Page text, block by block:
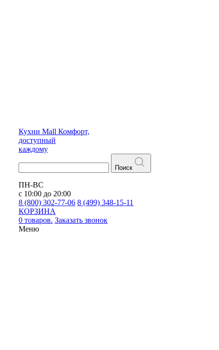
Кухни Mall Комфорт,
доступный
каждому
Поиск
ПН-ВС
с 10:00 до 20:00
8 (800) 302-77-06 8 (499) 348-15-11
КОРЗИНА
0 товаров. Заказать звонок
Меню